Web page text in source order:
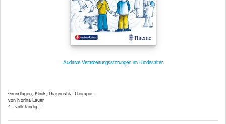
Auditive Verarbeitungsstörungen im Kindesalter
Grundlagen, Klinik, Diagnostik, Therapie.
von Norina Lauer
4., vollständig ...